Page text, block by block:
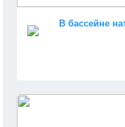
В бассейне